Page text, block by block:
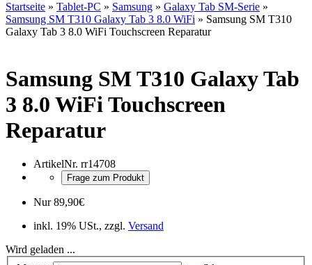
Startseite » Tablet-PC » Samsung » Galaxy Tab SM-Serie »
Samsung SM T310 Galaxy Tab 3 8.0 WiFi » Samsung SM T310
Galaxy Tab 3 8.0 WiFi Touchscreen Reparatur
Samsung SM T310 Galaxy Tab
3 8.0 WiFi Touchscreen
Reparatur
ArtikelNr. rr14708
Frage zum Produkt
Nur89,90€
inkl. 19% USt., zzgl. Versand
Wird geladen ...